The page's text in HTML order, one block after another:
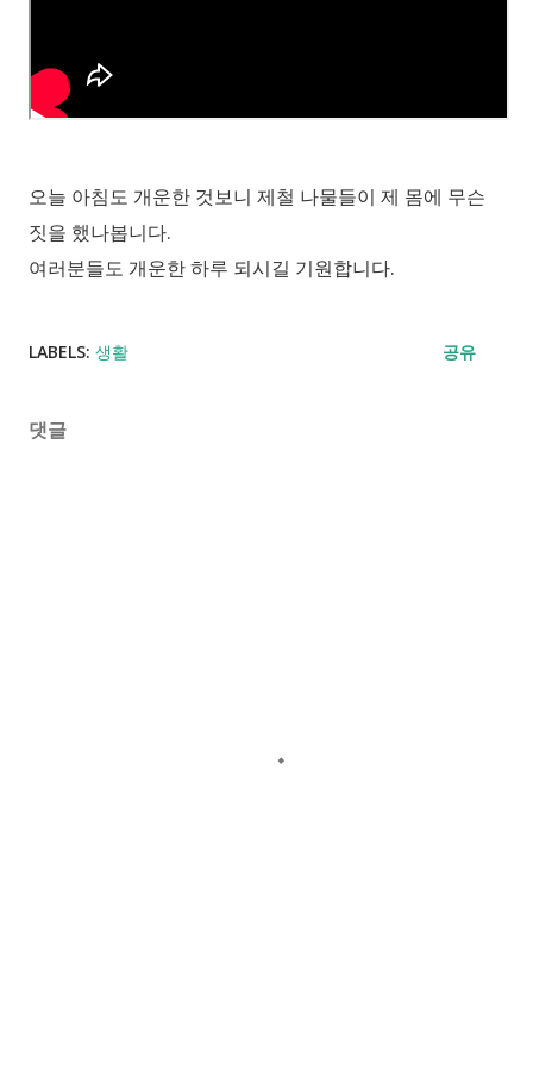
오늘 아침도 개운한 것보니 제철 나물들이 제 몸에 무슨
짓을 했나봅니다.
여러분들도 개운한 하루 되시길 기원합니다.
LABELS: 생활 공유
댓글